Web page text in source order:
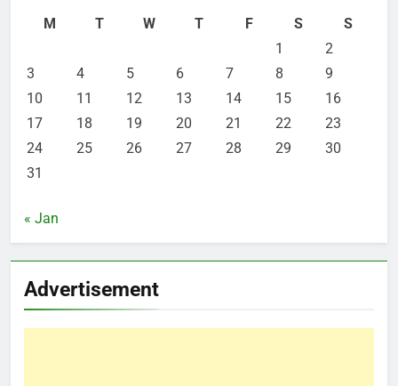
M
T W T F S
S
1
2
3
4 5 6 7 8
9
10
11 12 13 14 15
16
17
18 19 20 21 22
23
24
25 26 27 28 29
30
31
« Jan
Advertisement